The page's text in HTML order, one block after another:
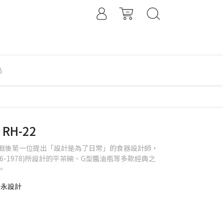
22
第一位提出「設計是為了日常」的食器設計師，
1978)所設計的平茶碗、G型醬油瓶等多款經典之
設計